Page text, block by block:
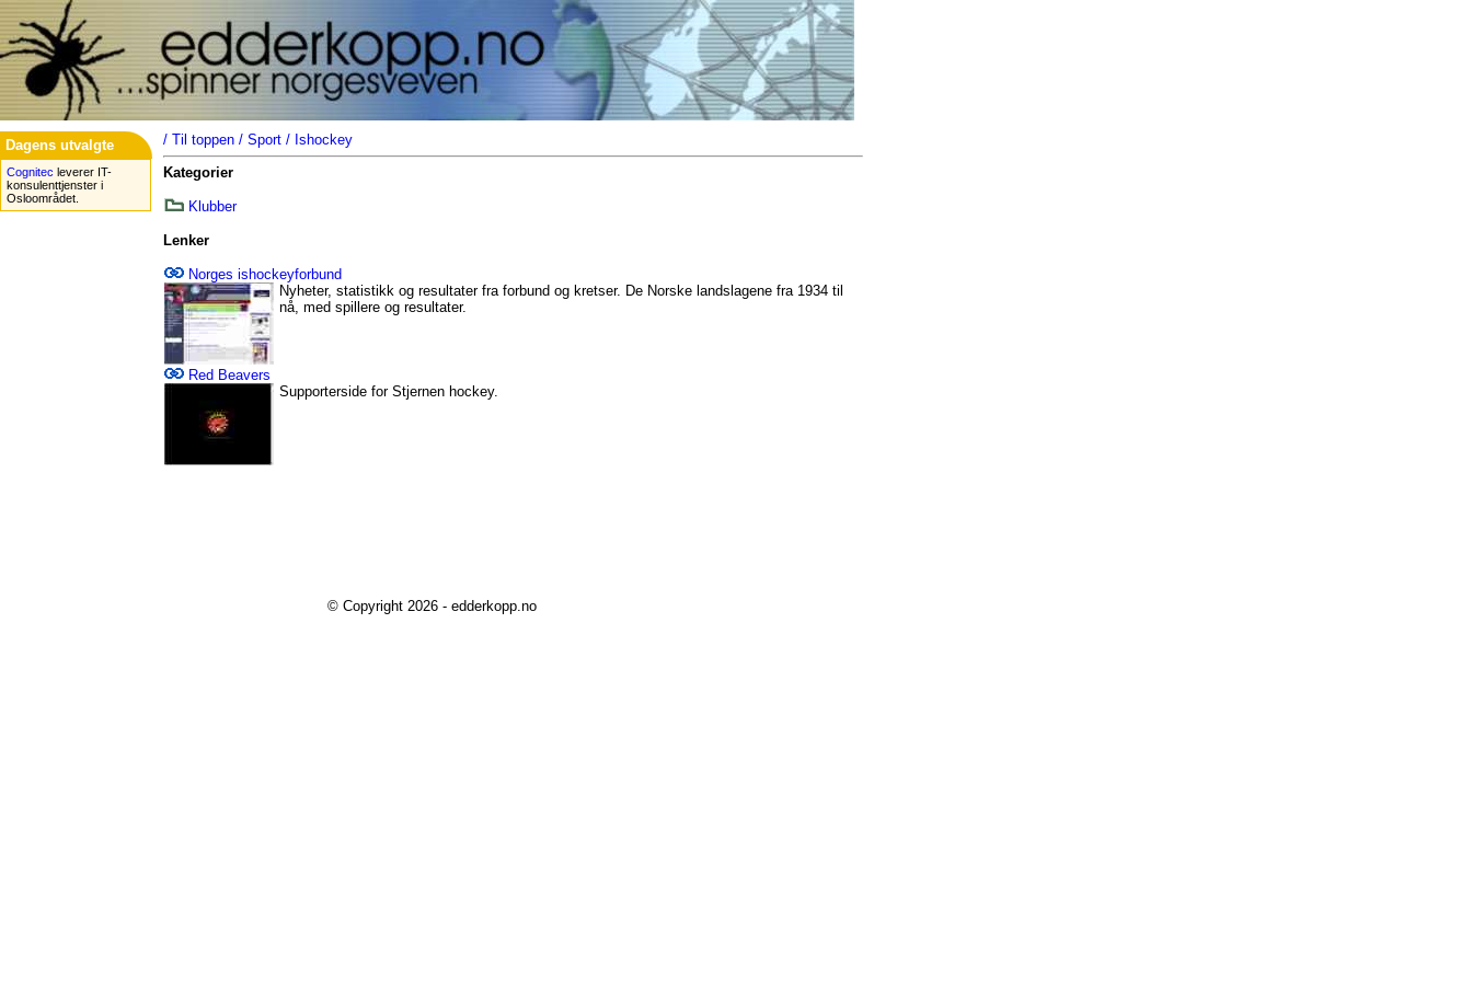
Dagens utvalgte
Cognitec leverer IT-
konsulenttjenster i
Osloområdet.
/ Til toppen / Sport / Ishockey
Kategorier
Klubber
Lenker
Norges ishockeyforbund
Nyheter, statistikk og resultater fra forbund og kretser. De Norske landslagene fra 1934 til
nå, med spillere og resultater.
Red Beavers
Supporterside for Stjernen hockey.
© Copyright 2026 - edderkopp.no